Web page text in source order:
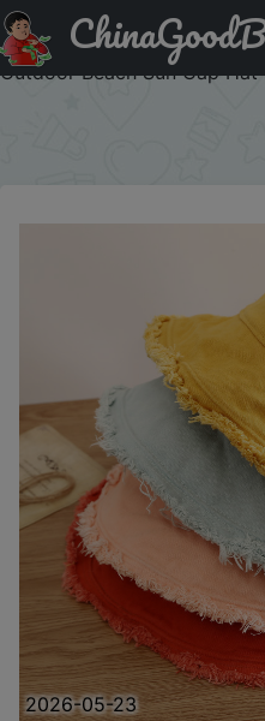
Купить по акции: Fashion
Female Summer Autumn
Outdoor Beach Sun Cap Hat
2026-05-23